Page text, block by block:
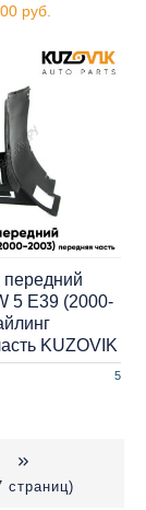
руб.
5
5 E39 (2000-
KUZOVIK
страниц)